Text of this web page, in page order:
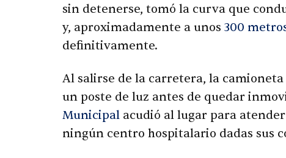
sin detenerse, tomó la curva que
y, aproximadamente a unos 300
definitivamente.
Al salirse de la carretera, la
un poste de luz antes de quedar
Municipal acudió al lugar para
ningún centro hospitalario dadas sus